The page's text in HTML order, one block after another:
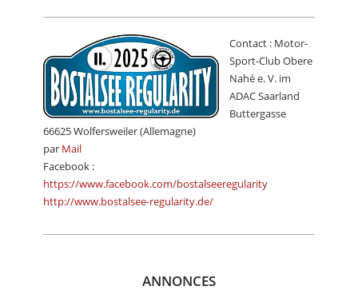
Contact : Motor-
Sport-Club Obere
Nahé e. V. im
ADAC Saarland
Buttergasse
66625 Wolfersweiler (Allemagne)
par Mail
Facebook :
https://www.facebook.com/bostalseeregularity
http://www.bostalsee-regularity.de/
ANNONCES